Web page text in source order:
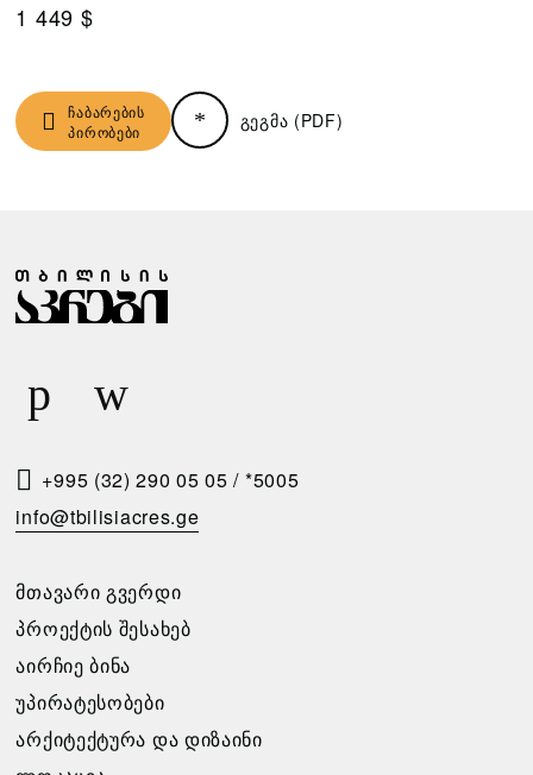
1 449 $
ჩაბარების
პირობები
გეგმა (PDF)
Ჩ
Ა
Ა
Რ
Ბ
Ი
Პ
Ი
Რ
Ო
Ბ
Ზ
Ა
Ი
Ს
Ო
Თ
Ო
Ვ
Ნ
Ა
გთხოვთ
+995 (32) 290 05 05 / *5005
info@tbilisiacres.ge
ᲛᲗᲐᲕᲐᲠᲘ ᲒᲕᲔᲠᲓᲘ
ᲞᲠᲝᲔᲥᲢᲘᲡ ᲨᲔᲡᲐᲮᲔᲑ
ᲐᲘᲠᲩᲘᲔ ᲑᲘᲜᲐ
ᲣᲞᲘᲠᲐᲢᲔᲡᲝᲑᲔᲑᲘ
ᲐᲠᲥᲘᲢᲔᲥᲢᲣᲠᲐ ᲓᲐ ᲓᲘᲖᲐᲘᲜᲘ